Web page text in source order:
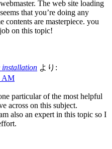
The web site loading
that you’re doing any
contents are masterpiece. you
on this topic!
installation より:
AM
particular of the most helpful
across on this subject.
also an expert in this topic so I